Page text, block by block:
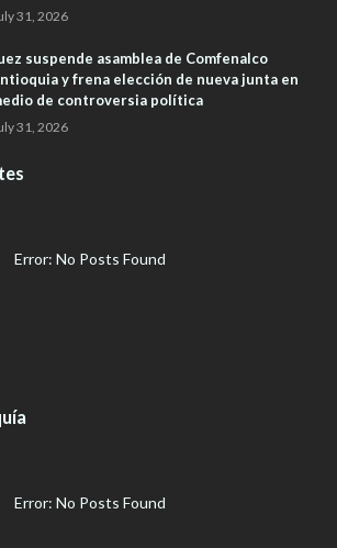
31, 2026
suspende asamblea de Comfenalco
y frena elección de nueva junta en
de controversia política
31, 2026
Error: No Posts Found
Error: No Posts Found